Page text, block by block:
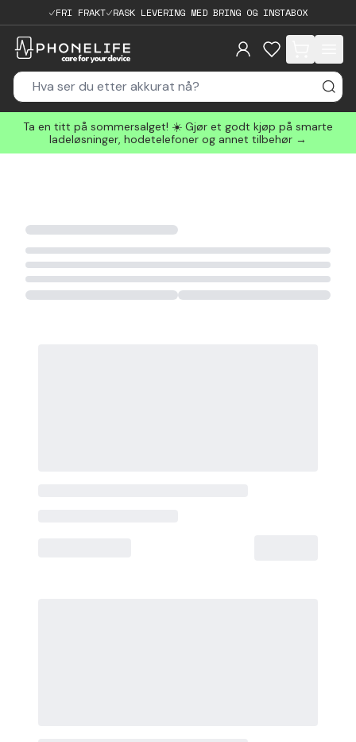
FRI FRAKT RASK LEVERING MED BRING OG INSTABOX
items in cart,
Ta en titt på sommersalget! ☀️ Gjør et godt kjøp på smarte
ladeløsninger, hodetelefoner og annet tilbehør →